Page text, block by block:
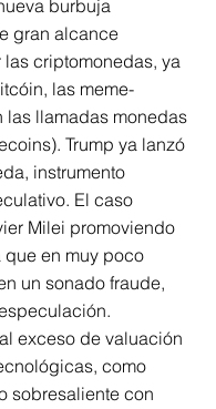
burbuja
gran alcance
criptomonedas, ya
las meme-
las llamadas monedas
Trump ya lanzó
instrumento
El caso
Milei promoviendo
en muy poco
un sonado fraude,
exceso de valuación
como
sobresaliente con